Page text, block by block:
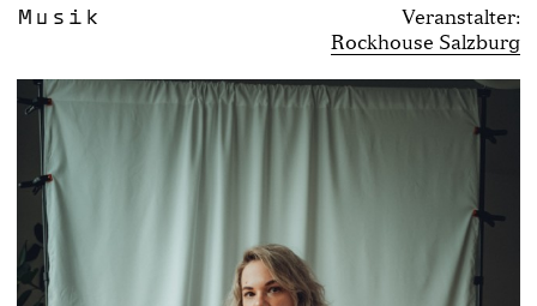
Musik
Veranstalter:
Rockhouse Salzburg